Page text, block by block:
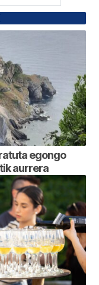
egongo
aurrera